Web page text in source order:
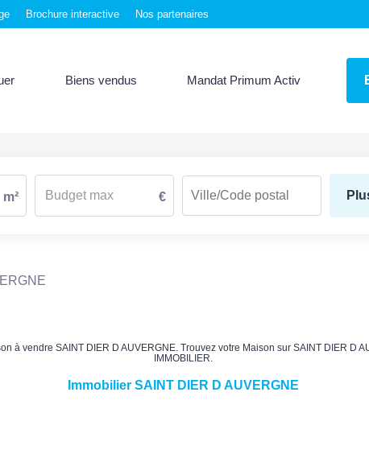
Brochure interactive Nos partenaires
Biens vendus Mandat Primum Activ
m² €
à vendre SAINT DIER D AUVERGNE. Trouvez votre Maison sur SAINT DIER D
IMMOBILIER.
Immobilier SAINT DIER D AUVERGNE